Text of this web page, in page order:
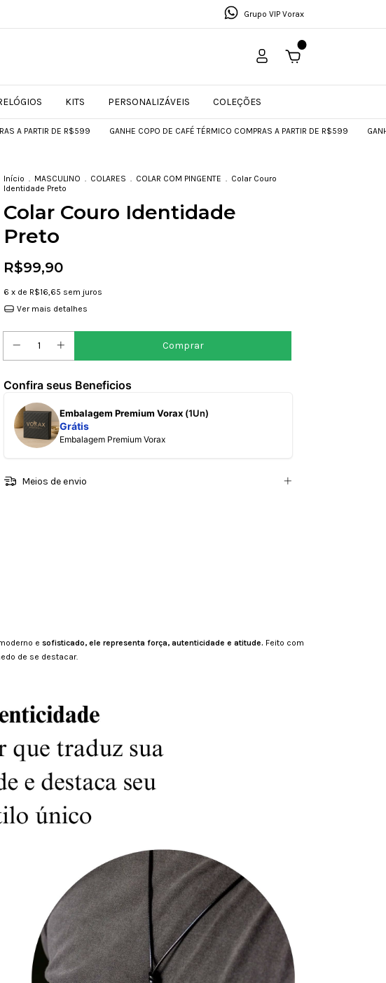
Grupo VIP Vorax
KITS PERSONALIZÁVEIS COLEÇÕES
DE R$599 GANHE COPO DE CAFÉ TÉRMICO COMPRAS A PARTIR DE R$599 GANHE COPO
Início . MASCULINO . COLARES . COLAR COM PINGENTE . Colar Couro
Identidade Preto
Colar Couro Identidade
Preto
R$99,90
6 x de R$16,65 sem juros
Ver mais detalhes
Confira seus Beneficios
Embalagem Premium Vorax (1Un)
Grátis
Embalagem Premium Vorax
Meios de envio
e sofisticado, ele representa força, autenticidade e atitude. Feito com
de se destacar.